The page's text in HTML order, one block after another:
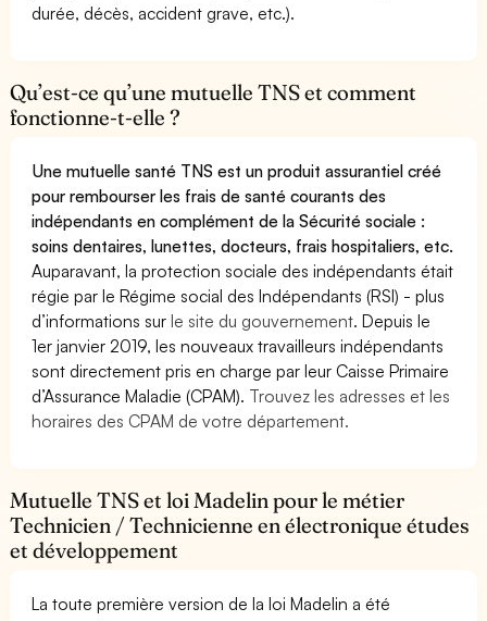
durée, décès, accident grave, etc.).
Qu’est-ce qu’une mutuelle TNS et comment
fonctionne-t-elle ?
Une mutuelle santé TNS est un produit assurantiel créé
pour rembourser les frais de santé courants des
indépendants en complément de la Sécurité sociale :
soins dentaires, lunettes, docteurs, frais hospitaliers, etc.
Auparavant, la protection sociale des indépendants était
régie par le Régime social des Indépendants (RSI) - plus
d’informations surle site du gouvernement. Depuis le
1er janvier 2019, les nouveaux travailleurs indépendants
sont directement pris en charge par leur Caisse Primaire
d’Assurance Maladie (CPAM). Trouvez les adresses et les
horaires des CPAM de votre département.
Mutuelle TNS et loi Madelin pour le métier
Technicien / Technicienne en électronique études
et développement
La toute première version de la loi Madelin a été